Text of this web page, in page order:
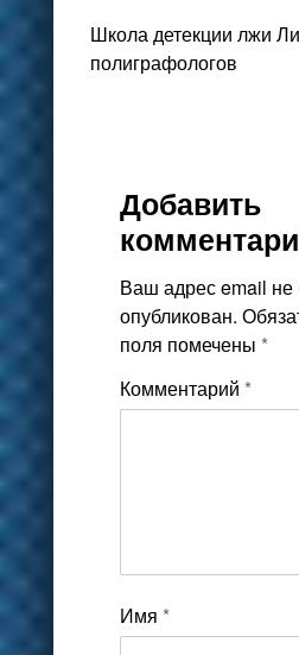
Школа детекции лжи
полиграфологов
Добавить
Ваш адрес email не
опубликован.
поля помечены *
Комментарий *
Имя *